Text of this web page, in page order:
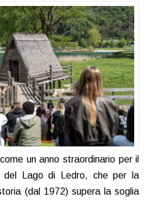
un anno straordinario per il
del Lago di Ledro, che per la
(dal 1972) supera la soglia